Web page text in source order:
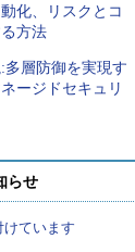
化、リスクとコ
方法
多層防御を実現す
ージドセキュリ
らせ
ています